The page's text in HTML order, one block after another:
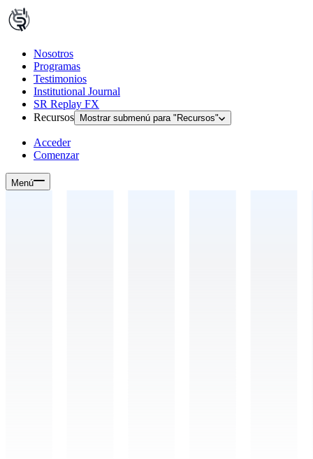
Nosotros
Programas
Testimonios
Institutional Journal
SR Replay FX
Recursos
Mostrar submenú para " Recursos"
Acceder
Comenzar
Menú